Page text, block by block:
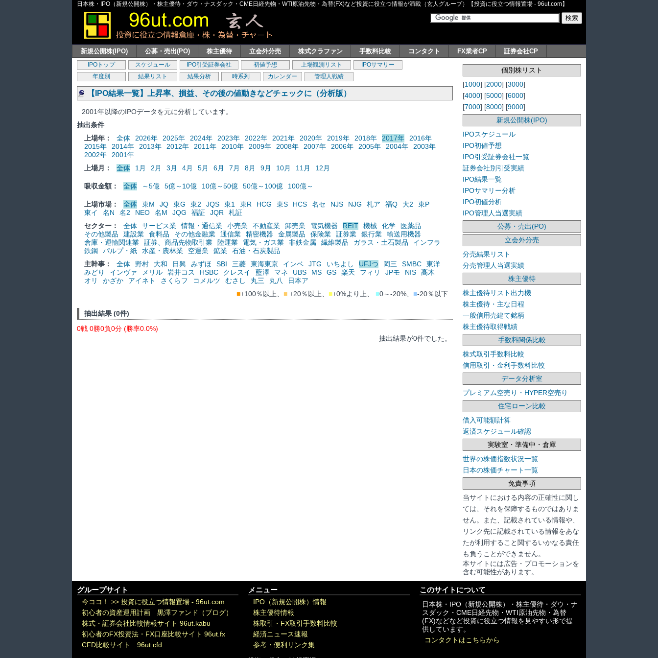
日本株・IPO（新規公開株）・株主優待・ダウ・ナスダック・CME日経先物・WTI原油先物・為替(FX)など投資に役立つ情報が満載（玄人グループ）【投資に役立つ情報置場 - 96ut.com】
新規公開株(IPO) 公募・売出(PO) 株主優待 立会外分売 株式クラファン 手数料比較 コンタクト FX業者CP 証券会社CP
IPOトップ スケジュール IPO引受証券会社 初値予想 上場観測リスト
IPOサマリー
年度別
結果リスト 結果分析 時系列 カレンダー 管理人戦績
【IPO結果一覧】上昇率、損益、その後の値動きなどチェックに（分析版）
2001年以降のIPOデータを元に分析しています。
抽出条件
上場年：
全体 2026年 2025年 2024年 2023年 2022年 2021年 2020年 2019年 2018年 2017年
2016年
2015年
2014年 2013年 2012年 2011年 2010年 2009年 2008年 2007年 2006年 2005年 2004年
2003年
2002年
2001年
上場月：
全体 1月 2月 3月 4月 5月 6月 7月 8月 9月 10月 11月 12月
吸収金額： 全体 ～5億 5億～10億 10億～50億 50億～100億 100億～
上場市場： 全体 東M JQ 東G 東2 JQS 東1 東R HCG 東S HCS 名セ NJS NJG 札ア 福Q 大2
東P
東イ
名N 名2 NEO 名M JQG 福証 JQR
札証
セクター：
全体 サービス業 情報・通信業 小売業 不動産業 卸売業 電気機器 REIT 機械 化学
医薬品
その他製品
建設業 食料品 その他金融業 通信業 精密機器 金属製品 保険業 証券業 銀行業
輸送用機器
倉庫・運輸関連業
証券、商品先物取引業 陸運業 電気・ガス業 非鉄金属 繊維製品 ガラス・土石製品
インフラ
鉄鋼
パルプ・紙 水産・農林業 空運業 鉱業
石油・石炭製品
主幹事：
全体 野村 大和 日興 みずほ SBI 三菱 東海東京 インベ JTG いちよし UFJつ 岡三 SMBC
東洋
みどり
インヴァ メリル 岩井コス HSBC クレスイ 藍澤 マネ UBS MS GS 楽天 フィリ JPモ NIS
髙木
オリ
かざか アイネト さくらフ コメルツ むさし 丸三 丸八
日本ア
■+100％以上、 ■+20％以上、 ■+0%より上、 ■0～-20%、 ■-20％以下
抽出結果 (0件)
0戦 0勝0負0分 (勝率0.0%)
抽出結果が0件でした。
個別株リスト
[1000] [2000] [3000]
[4000] [5000] [6000]
[7000] [8000] [9000]
新規公開株(IPO)
IPOスケジュール
IPO初値予想
IPO引受証券会社一覧
証券会社別引受実績
IPO結果一覧
IPOサマリー分析
IPO初値分析
IPO管理人当選実績
公募・売出(PO)
立会外分売
分売結果リスト
分売管理人当選実績
株主優待
株主優待リスト出力機
株主優待・主な日程
一般信用売建て銘柄
株主優待取得戦績
手数料関係比較
株式取引手数料比較
信用取引・金利手数料比較
データ分析室
プレミアム空売り・HYPER空売り
住宅ローン比較
借入可能額計算
返済スケジュール確認
実験室・準備中・倉庫
世界の株価指数状況一覧
日本の株価チャート一覧
免責事項
当サイトにおける内容の正確性に関し
ては、それを保障するものではありま
せん。また、記載されている情報や、
リンク先に記載されている情報をあな
たが利用すること関するいかなる責任
も負うことができません。
本サイトには広告・プロモーションを
含む可能性があります。
グループサイト
今ココ！ >> 投資に役立つ情報置場 - 96ut.com
初心者の資産運用計画 黒澤ファンド（ブログ）
株式・証券会社比較情報サイト 96ut.kabu
初心者のFX投資法・FX口座比較サイト 96ut.fx
CFD比較サイト 96ut.cfd
メニュー
IPO（新規公開株）情報
株主優待情報
株取引・FX取引手数料比較
経済ニュース速報
参考・便利リンク集
このサイトについて
日本株・IPO（新規公開株）・株主優待・ダウ・ナ
スダック・CME日経先物・WTI原油先物・為替
(FX)などなど投資に役立つ情報を見やすい形で提
供しています。
コンタクトはこちらから